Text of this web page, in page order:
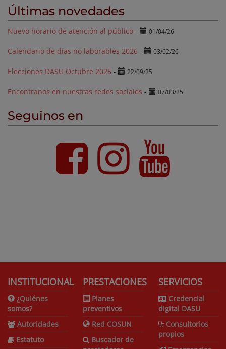
Últimas novedades
Nuevo horario de atención al público - 01/04/26
Calendario de días no laborables 2026 - 03/02/26
Elecciones DASU Octubre 2025 - 22/09/25
Encontranos en nuestras redes sociales - 07/03/25
Seguinos en
INSTITUCIONAL
¿Quiénes
somos?
Autoridades
Estatuto
PRESTACIONES
Planes
preventivos
Red COSUN
Buscador de
SERVICIOS
Credencial
digital DASU
Consultorios
propios